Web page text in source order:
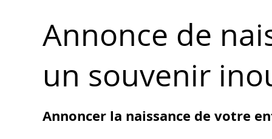
Annonce de
un souvenir
Annoncer la naissance de votre